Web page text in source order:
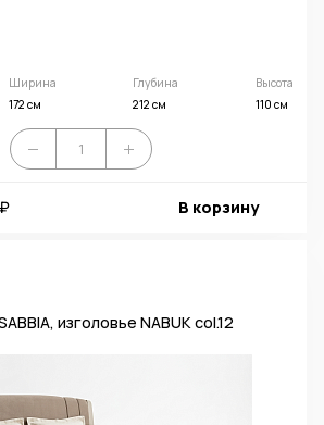
Ширина
172 см
Глубина
212 см
Высота
110 см
В корзину
изголовье NABUK col.12